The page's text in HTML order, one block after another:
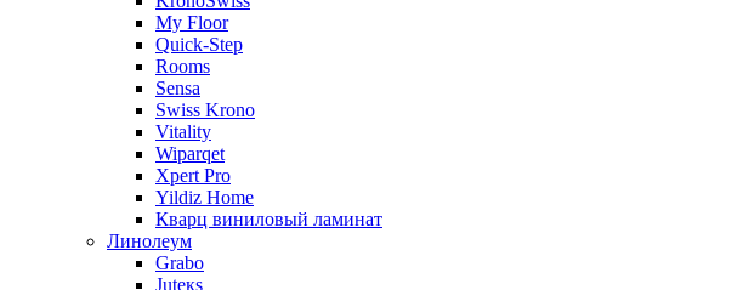
My Floor
Quick-Step
Rooms
Sensa
Swiss Krono
Vitality
Wiparqet
Xpert Pro
Yildiz Home
Кварц виниловый ламинат
Линолеум
Grabo
Juteкs